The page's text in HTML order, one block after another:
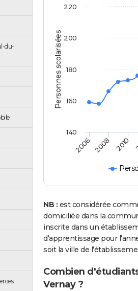
du-
Personnes scolarisées
2006 2008 2010
140
160
180
200
220
NB : est considérée
domiciliée dans la
inscrite dans un
d'apprentissage pour
soit la ville de
Combien
Vernay ?